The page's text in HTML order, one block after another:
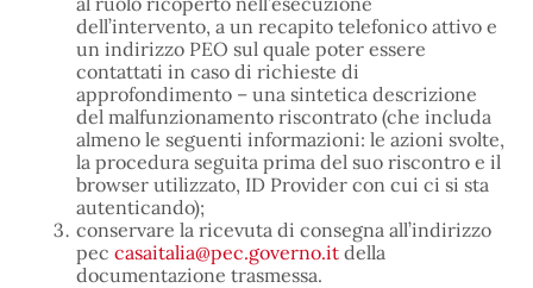
dell’intervento, a un recapito telefonico attivo e
un indirizzo PEO sul quale poter essere
contattati in caso di richieste di
approfondimento – una sintetica descrizione
del malfunzionamento riscontrato (che includa
almeno le seguenti informazioni: le azioni svolte,
la procedura seguita prima del suo riscontro e il
browser utilizzato, ID Provider con cui ci si sta
autenticando);
conservare la ricevuta di consegna all’indirizzo
pec casaitalia@pec.governo.it della
documentazione trasmessa.